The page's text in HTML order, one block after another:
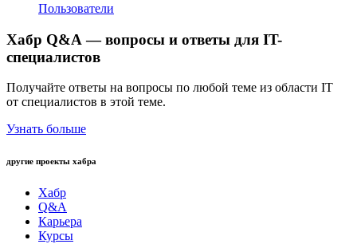
Пользователи
Хабр Q&A — вопросы и ответы для IT-
специалистов
Получайте ответы на вопросы по любой теме из области IT
от специалистов в этой теме.
Узнать больше
другие проекты хабра
Хабр
Q&A
Карьера
Курсы